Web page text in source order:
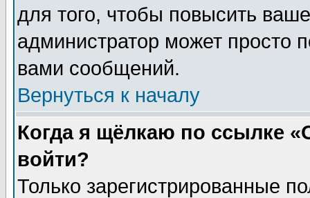
для того, чтобы повысить
администратор может просто
вами сообщений.
Вернуться к началу
Когда я щёлкаю по ссылке
войти?
Только зарегистрированные